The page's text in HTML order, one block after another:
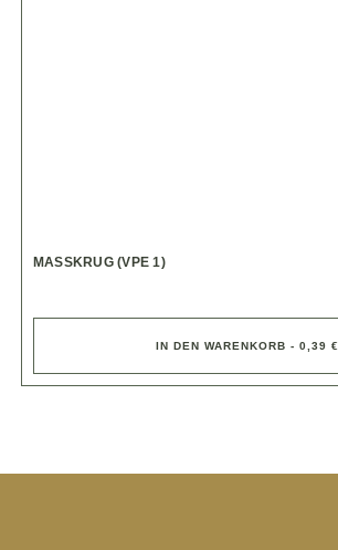
MASSKRUG (VPE 1)
IN DEN WARENKORB - 0,39 €